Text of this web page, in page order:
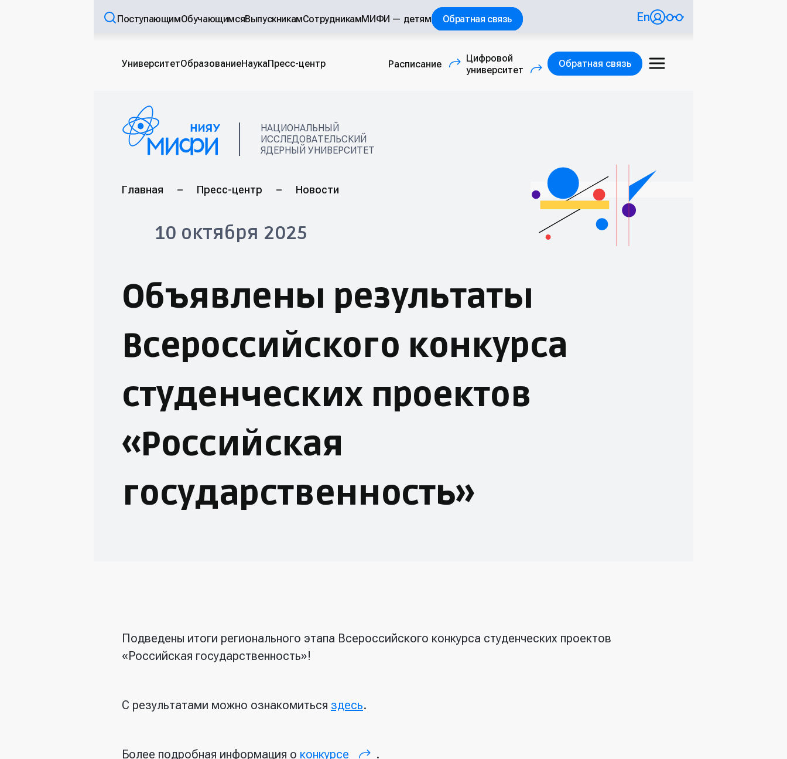
ПоступающимОбучающимсяВыпускникамСотрудникамМИФИ — детям Обратная связь En
УниверситетОбразованиеНаукаПресс-центр Расписание (внешняя ссылка)
Цифровой
университет
(внешняя ссылка)
Обратная связь
НАЦИОНАЛЬНЫЙ
ИССЛЕДОВАТЕЛЬСКИЙ
ЯДЕРНЫЙ УНИВЕРСИТЕТ
Главная – Пресс-центр – Новости
10 октября 2025
Объявлены результаты
Всероссийского конкурса
студенческих проектов
«Российская
государственность»
Подведены итоги регионального этапа Всероссийского конкурса студенческих проектов
«Российская государственность»!
С результатами можно ознакомиться здесь.
Более подробная информация о конкурсе .